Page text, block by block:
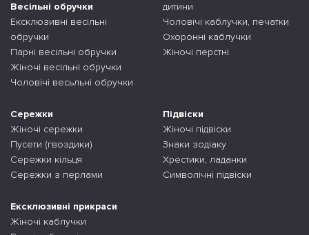
Весільні обручки
Ексклюзивні весільні
обручки
Парні весільні обручки
Жіночі весільні обручки
Чоловічі весьльні обручки
дитини
Чоловічі каблучки, печатки
Охоронні каблучки
Жіночі перстні
Сережки
Жіночі сережки
Пусети (гвоздики)
Сережки кільця
Сережки з перлами
Підвіски
Жіночі підвіски
Знаки зодіаку
Хрестики, ладанки
Символічні підвіски
Ексклюзивні прикраси
Жіночі каблучки